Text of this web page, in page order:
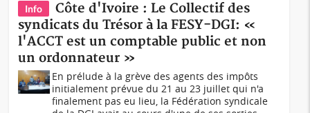
Info
Côte d'Ivoire : Le Collectif des
syndicats du Trésor à la FESY-DGI: «
l'ACCT est un comptable public et non
un ordonnateur »
En prélude à la grève des agents des impôts
initialement prévue du 21 au 23 juillet qui n'a
finalement pas eu lieu, la Fédération syndicale